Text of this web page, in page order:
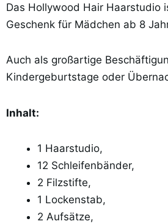
Das Hollywood Hair Haarstudio
Geschenk für Mädchen ab 8
Auch als großartige
Kindergeburtstage oder
Inhalt:
1 Haarstudio,
12 Schleifenbänder,
2 Filzstifte,
1 Lockenstab,
2 Aufsätze,